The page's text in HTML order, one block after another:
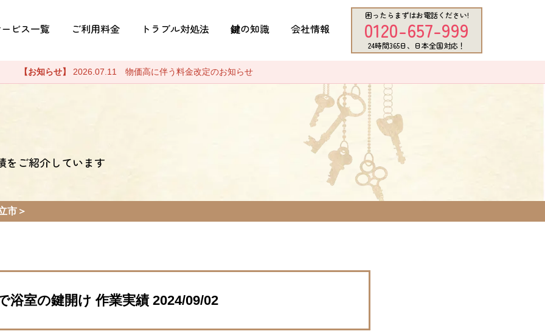
ビス一覧 ご利用料金 トラブル対処法 鍵の知識 会社情報
困ったらまずはお電話ください!
0120-657-999
24時間365日、日本全国対応！
【お知らせ】 2026.07.11 物価高に伴う料金改定のお知らせ
をご紹介しています
市
浴室の鍵開け 作業実績 2024/09/02